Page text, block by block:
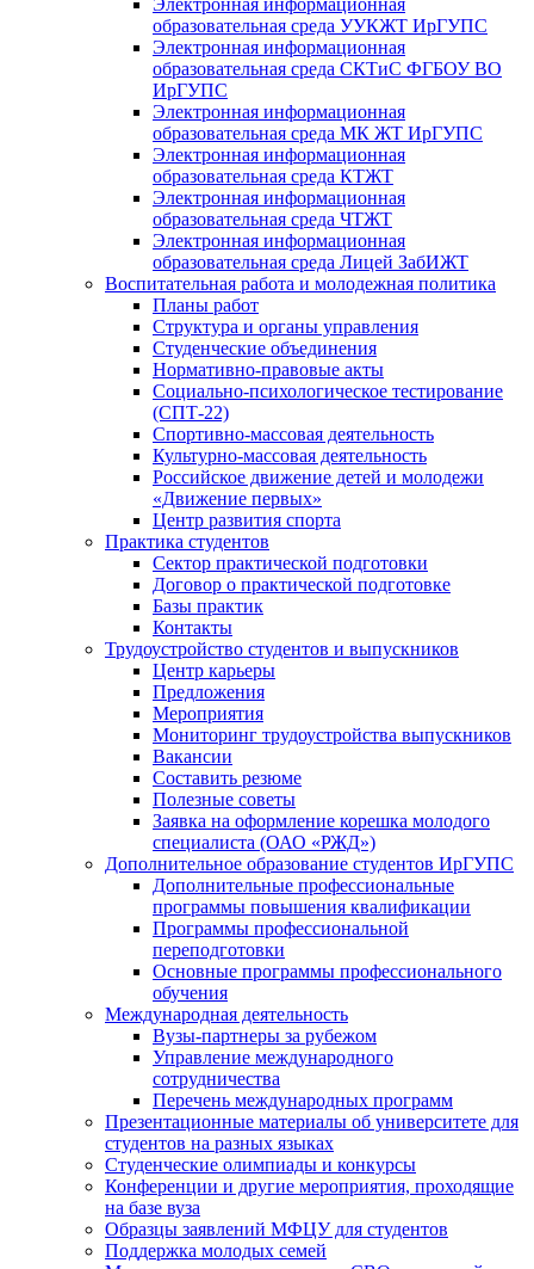
Электронная информационная
образовательная среда УУКЖТ ИрГУПС
Электронная информационная
образовательная среда СКТиС ФГБОУ ВО
ИрГУПС
Электронная информационная
образовательная среда МК ЖТ ИрГУПС
Электронная информационная
образовательная среда КТЖТ
Электронная информационная
образовательная среда ЧТЖТ
Электронная информационная
образовательная среда Лицей ЗабИЖТ
Воспитательная работа и молодежная политика
Планы работ
Структура и органы управления
Студенческие объединения
Нормативно-правовые акты
Социально-психологическое тестирование
(СПТ-22)
Спортивно-массовая деятельность
Культурно-массовая деятельность
Российское движение детей и молодежи
«Движение первых»
Центр развития спорта
Практика студентов
Сектор практической подготовки
Договор о практической подготовке
Базы практик
Контакты
Трудоустройство студентов и выпускников
Центр карьеры
Предложения
Мероприятия
Мониторинг трудоустройства выпускников
Вакансии
Составить резюме
Полезные советы
Заявка на оформление корешка молодого
специалиста (ОАО «РЖД»)
Дополнительное образование студентов ИрГУПС
Дополнительные профессиональные
программы повышения квалификации
Программы профессиональной
переподготовки
Основные программы профессионального
обучения
Международная деятельность
Вузы-партнеры за рубежом
Управление международного
сотрудничества
Перечень международных программ
Презентационные материалы об университете для
студентов на разных языках
Студенческие олимпиады и конкурсы
Конференции и другие мероприятия, проходящие
на базе вуза
Образцы заявлений МФЦУ для студентов
Поддержка молодых семей